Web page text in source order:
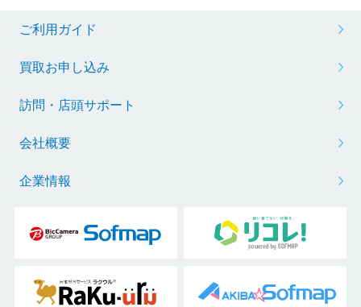
ご利用ガイド
買取お申し込み
訪問・店頭サポート
会社概要
企業情報